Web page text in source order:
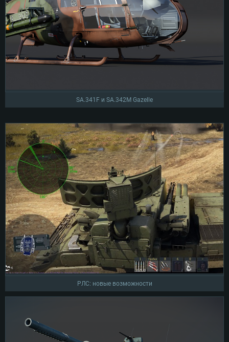
SA.341F и SA.342M Gazelle
РЛС: новые возможности